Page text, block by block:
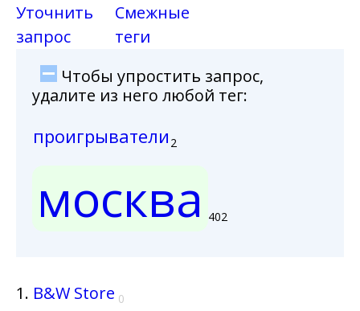
Уточнить
запрос
Смежные
теги
Чтобы упростить запрос,
удалите из него любой тег:
проигрыватели 2
москва 402
1. B&W Store 0